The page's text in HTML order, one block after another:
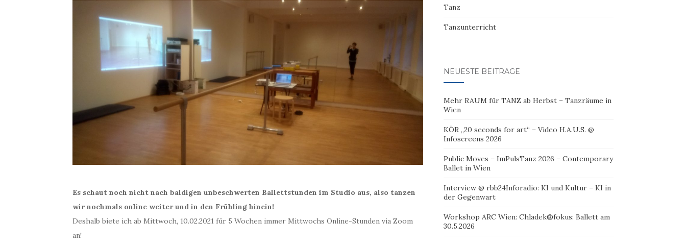
Es schaut noch nicht nach baldigen unbeschwerten Ballettstunden im Studio aus, also tanzen
wir nochmals online weiter und in den Frühling hinein!
Deshalb biete ich ab Mittwoch, 10.02.2021 für 5 Wochen immer Mittwochs Online-Stunden via Zoom
an!
Tanz
Tanzunterricht
NEUESTE BEITRÄGE
Mehr RAUM für TANZ ab Herbst – Tanzräume in
Wien
KÖR „20 seconds for art“ – Video H.A.U.S. @
Infoscreens 2026
Public Moves – ImPulsTanz 2026 – Contemporary
Ballet in Wien
Interview @ rbb24Inforadio: KI und Kultur – KI in
der Gegenwart
Workshop ARC Wien: Chladek®fokus: Ballett am
30.5.2026